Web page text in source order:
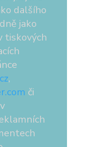
dalšího
jako
tiskových
,
či